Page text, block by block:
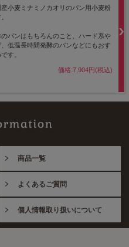
産小麦ミナミノカオリのパン用小麦粉
のパンはもちろんのこと、ハード系や
、低温長時間発酵のパンなどにもおす
す。
価格:7,904円(税込)
商品一覧
よくあるご質問
個人情報取り扱いについて